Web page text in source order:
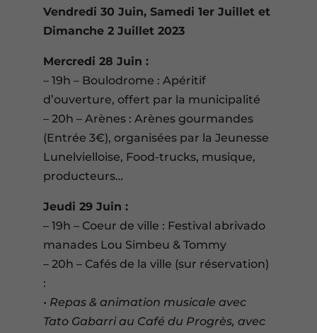
Vendredi 30 Juin, Samedi 1er Juillet et
Dimanche 2 Juillet 2023
Mercredi 28 Juin :
– 19h – Boulodrome : Apéritif
d’ouverture, offert par la municipalité
– 20h – Arènes : Arènes gourmandes
(Entrée 3€), organisées par la Jeunesse
Lunelvielloise, Food-trucks, musique,
producteurs…
Jeudi 29 Juin :
– 19h – Coeur de ville : Festival abrivado
manades Lou Simbeu & Tommy
– 20h – Cafés de la ville (sur réservation)
:
• Repas & animation musicale avec
Tato Gabarri au Café du Progrès, avec